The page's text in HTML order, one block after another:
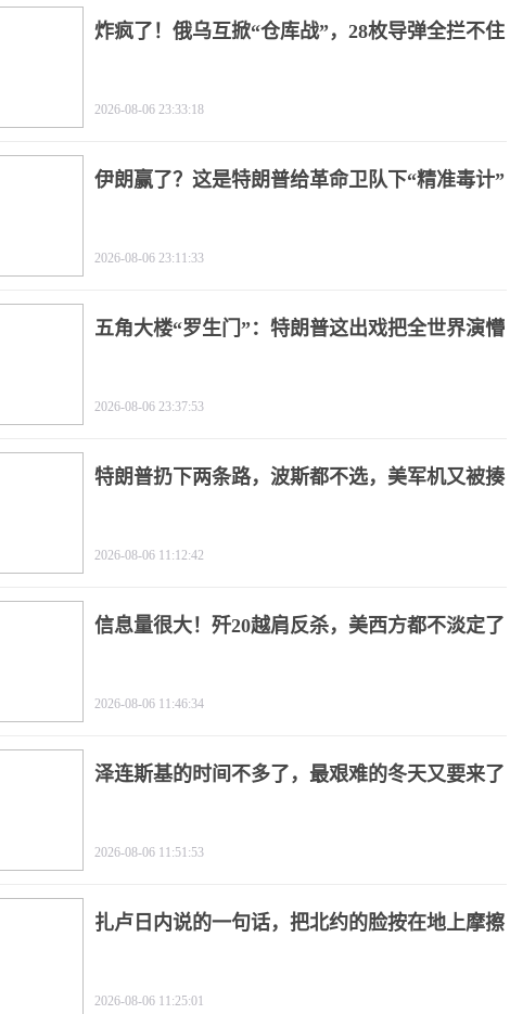
炸疯了！俄乌互掀“仓库战”，28枚导弹全拦不住
2026-08-06 23:33:18
伊朗赢了？这是特朗普给革命卫队下“精准毒计”
2026-08-06 23:11:33
五角大楼“罗生门”：特朗普这出戏把全世界演懵
2026-08-06 23:37:53
特朗普扔下两条路，波斯都不选，美军机又被揍
2026-08-06 11:12:42
信息量很大！歼20越肩反杀，美西方都不淡定了
2026-08-06 11:46:34
泽连斯基的时间不多了，最艰难的冬天又要来了
2026-08-06 11:51:53
扎卢日内说的一句话，把北约的脸按在地上摩擦
2026-08-06 11:25:01